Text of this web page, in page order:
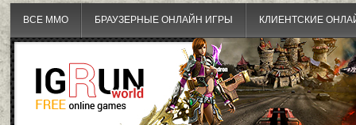
ВСЕ MMO БРАУЗЕРНЫЕ ОНЛАЙН ИГРЫ КЛИЕНТСКИЕ